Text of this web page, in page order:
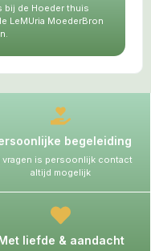
bij de Hoeder thuis
LeMUria MoederBron
begeleiding
vragen is persoonlijk contact
altijd mogelijk
liefde & aandacht